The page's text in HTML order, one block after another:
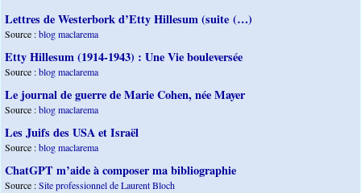
Lettres de Westerbork d’Etty Hillesum (suite (…)
Source :blog maclarema
Etty Hillesum (1914-1943) : Une Vie bouleversée
Source :blog maclarema
Le journal de guerre de Marie Cohen, née Mayer
Source :blog maclarema
Les Juifs des USA et Israël
Source :blog maclarema
ChatGPT m’aide à composer ma bibliographie
Source :Site professionnel de Laurent Bloch